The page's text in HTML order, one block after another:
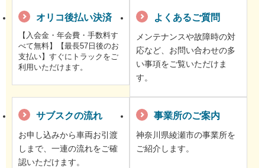
オリコ後払い決済
【入会金・年会費・手数料す
べて無料】【最長57日後のお
支払い】すぐにトラックをご
利用いただけます。
よくあるご質問
メンテナンスや故障時の対
応など、お問い合わせの多
い事項をご覧いただけま
す。
サブスクの流れ
お申し込みから車両お引渡
しまで、一連の流れをご確
認いただけます。
事業所のご案内
神奈川県綾瀬市の事業所を
ご紹介します。